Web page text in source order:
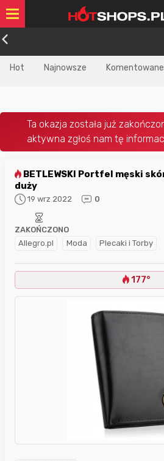
Hot Najnowsze Komentowane
duży
19 wrz 2022 0
Allegro.pl Moda Plecaki i Torby
ZAKOŃCZONO
177°